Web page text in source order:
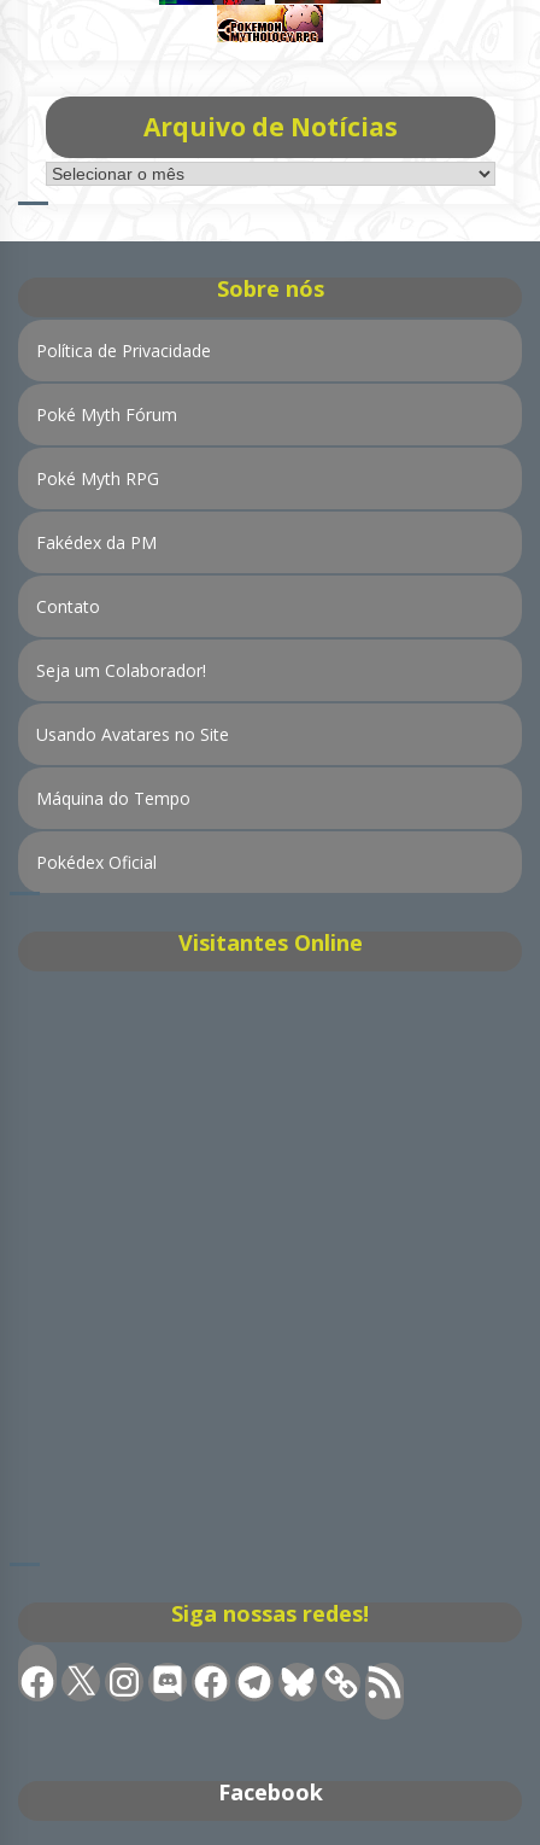
Arquivo de Notícias
Arquivo
de
Sobre nós
Política de Privacidade
Poké Myth Fórum
Poké Myth RPG
Fakédex da PM
Contato
Seja um Colaborador!
Usando Avatares no Site
Máquina do Tempo
Pokédex Oficial
Visitantes Online
Siga nossas redes!
Facebook
X Instagram
DiscordFacebookTelegramBluesky Feed
RSS
Facebook